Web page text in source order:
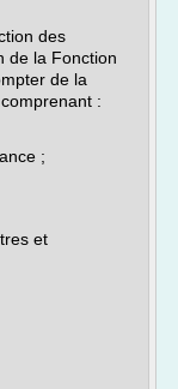
des
de la Fonction
de la
:
;
et